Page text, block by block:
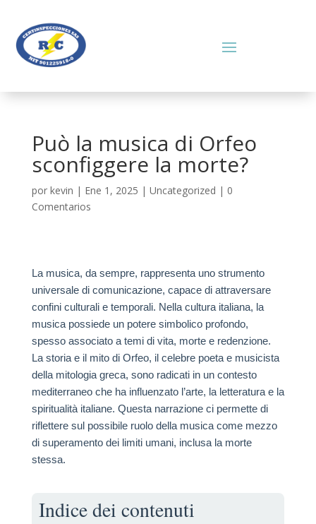
Può la musica di Orfeo
sconfiggere la morte?
por kevin | Ene 1, 2025 | Uncategorized | 0
Comentarios
La musica, da sempre, rappresenta uno strumento
universale di comunicazione, capace di attraversare
confini culturali e temporali. Nella cultura italiana, la
musica possiede un potere simbolico profondo,
spesso associato a temi di vita, morte e redenzione.
La storia e il mito di Orfeo, il celebre poeta e musicista
della mitologia greca, sono radicati in un contesto
mediterraneo che ha influenzato l’arte, la letteratura e la
spiritualità italiane. Questa narrazione ci permette di
riflettere sul possibile ruolo della musica come mezzo
di superamento dei limiti umani, inclusa la morte
stessa.
Indice dei contenuti